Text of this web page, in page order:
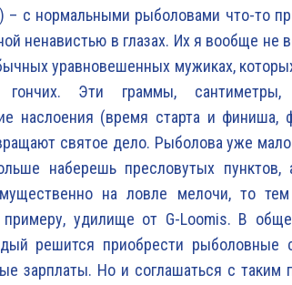
– с нормальными рыболовами что-то
ненавистью в глазах. Их я вообще не
уравновешенных мужиках,
гончих. Эти граммы,
наслоения (время старта и
святое дело. Рыболова уже
наберешь пресловутых пунктов,
на ловле мелочи, то тем
примеру, удилище от G-Loomis. В
решится приобрести рыболовные
зарплаты. Но и соглашаться с таким